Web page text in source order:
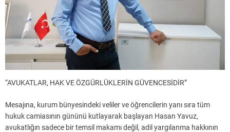
“AVUKATLAR, HAK VE ÖZGÜRLÜKLERİN GÜVENCESİDİR”
Mesajına, kurum bünyesindeki veliler ve öğrencilerin yanı sıra tüm
hukuk camiasının gününü kutlayarak başlayan Hasan Yavuz,
avukatlığın sadece bir temsil makamı değil, adil yargılanma hakkının